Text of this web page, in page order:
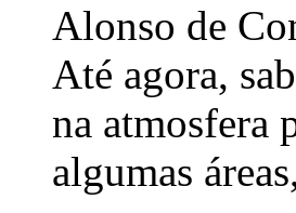
Alonso de
Até agora,
na atmosfera
algumas